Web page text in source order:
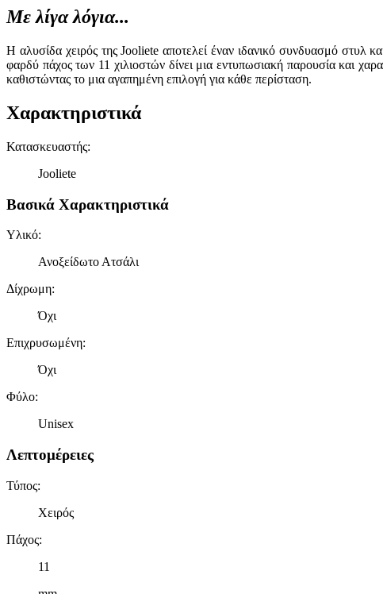
Με λίγα λόγια...
Η αλυσίδα χειρός της Jooliete αποτελεί έναν ιδανικό συνδυασμό στυλ
φαρδύ πάχος των 11 χιλιοστών δίνει μια εντυπωσιακή παρουσία και
καθιστώντας το μια αγαπημένη επιλογή για κάθε περίσταση.
Χαρακτηριστικά
Κατασκευαστής:
Jooliete
Βασικά Χαρακτηριστικά
Υλικό:
Ανοξείδωτο Ατσάλι
Δίχρωμη:
Όχι
Επιχρυσωμένη:
Όχι
Φύλο:
Unisex
Λεπτομέρειες
Τύπος:
Χειρός
Πάχος:
11